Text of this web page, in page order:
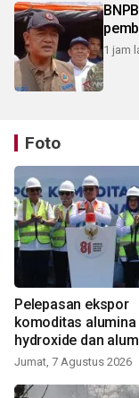
1 jam
Foto
Pelepasan ekspor
komoditas alumina
hydroxide dan
Jumat, 7 Agustus 2026